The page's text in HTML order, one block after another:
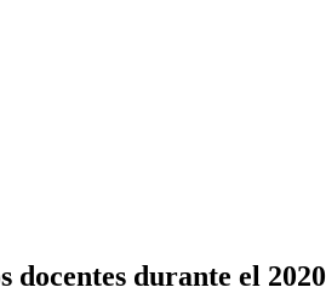
docentes durante el 2020